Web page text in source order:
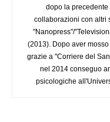
dopo la
collaborazioni con altri
"Nanopress"/
(2013). Dopo aver
grazie a "Corriere del
nel 2014 conseguo
psicologiche